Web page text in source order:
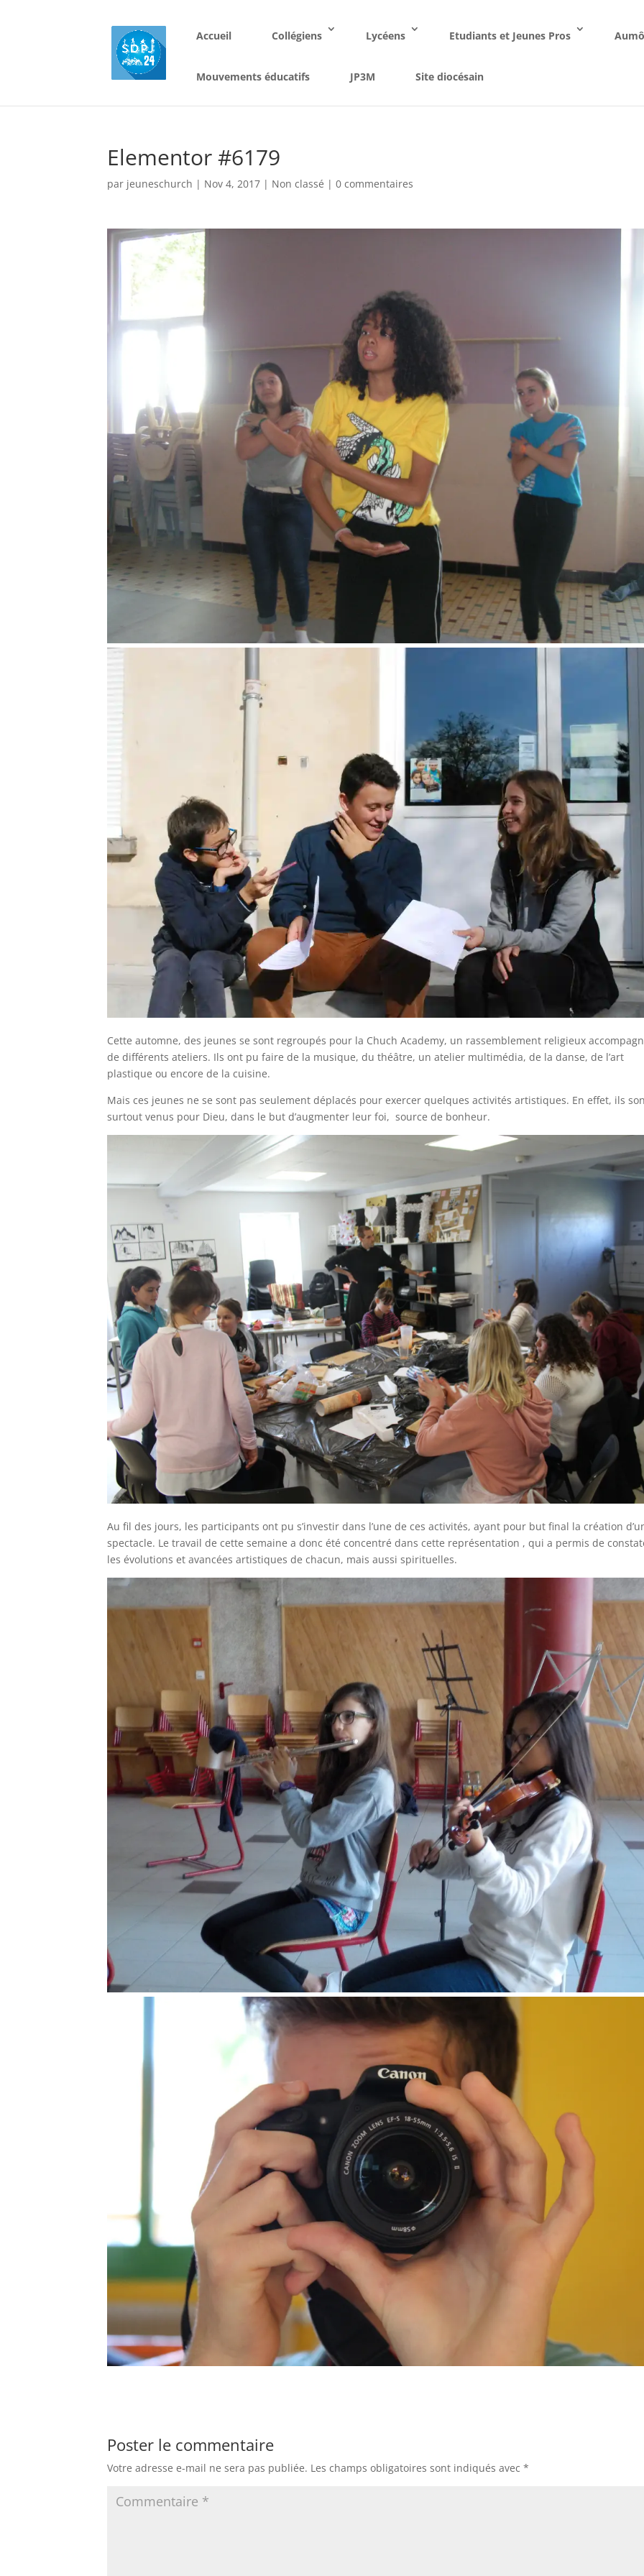
Accueil Collégiens Lycéens Etudiants et Jeunes Pros
Mouvements éducatifs JP3M Site diocésain
Elementor #6179
par jeuneschurch | Nov 4, 2017 | Non classé |0 commentaires
Cette automne, des jeunes se sont regroupés pour la Chuch Academy, un rassemblement religieux
de différents ateliers. Ils ont pu faire de la musique, du théâtre, un atelier multimédia, de la danse, de l’art
plastique ou encore de la cuisine.
Mais ces jeunes ne se sont pas seulement déplacés pour exercer quelques activités artistiques. En effet, ils
surtout venus pour Dieu, dans le but d’augmenter leur foi, source de bonheur.
Au fil des jours, les participants ont pu s’investir dans l’une de ces activités, ayant pour but final la création
spectacle. Le travail de cette semaine a donc été concentré dans cette représentation , qui a permis de
les évolutions et avancées artistiques de chacun, mais aussi spirituelles.
Poster le commentaire
Votre adresse e-mail ne sera pas publiée. Les champs obligatoires sont indiqués avec*